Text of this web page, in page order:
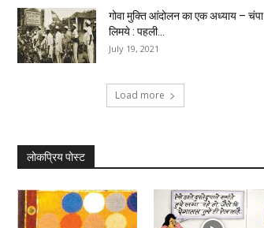
गोवा मुक्ति आंदोलन का एक अध्याय – चंपा
लिमये : पहली...
July 19, 2021
Load more
लोकप्रिय पोस्ट